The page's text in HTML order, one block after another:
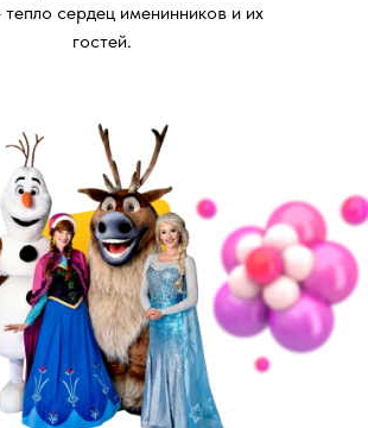
тепло сердец именинников и их
гостей.